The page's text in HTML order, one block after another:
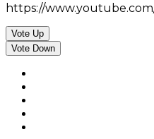
https://
Vote Up
Vote Down